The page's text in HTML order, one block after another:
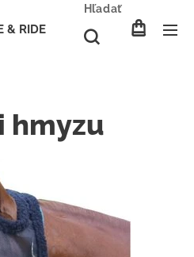
& RIDE
Hľadať
hmyzu